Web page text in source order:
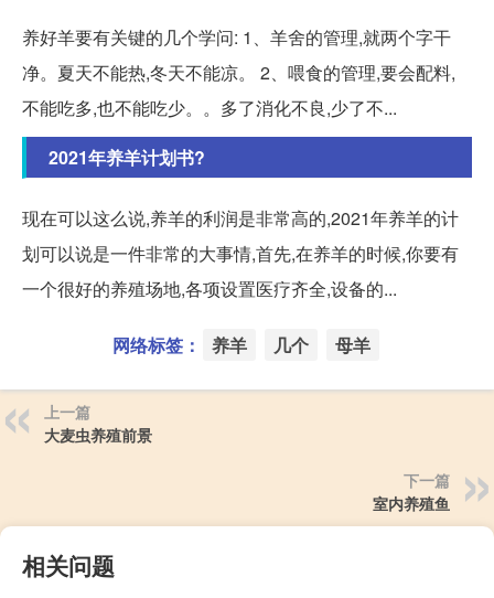
养好羊要有关键的几个学问: 1、羊舍的管理,就两个字干
净。夏天不能热,冬天不能凉。 2、喂食的管理,要会配料,
不能吃多,也不能吃少。。多了消化不良,少了不...
2021年养羊计划书?
现在可以这么说,养羊的利润是非常高的,2021年养羊的计
划可以说是一件非常的大事情,首先,在养羊的时候,你要有
一个很好的养殖场地,各项设置医疗齐全,设备的...
网络标签： 养羊 几个 母羊
上一篇
大麦虫养殖前景
下一篇
室内养殖鱼
相关问题